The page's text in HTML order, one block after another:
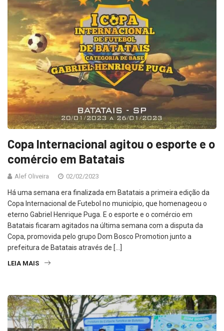
Copa Internacional agitou o esporte e o
comércio em Batatais
Alef Oliveira 02/02/2023
Há uma semana era finalizada em Batatais a primeira edição da
Copa Internacional de Futebol no município, que homenageou o
eterno Gabriel Henrique Puga. E o esporte e o comércio em
Batatais ficaram agitados na última semana com a disputa da
Copa, promovida pelo grupo Dom Bosco Promotion junto a
prefeitura de Batatais através de […]
LEIA MAIS